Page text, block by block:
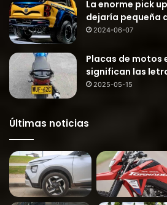
La enorme pick
dejaría pequeña
2024-06-07
Placas de motos
significan las
2025-05-15
Últimas noticias